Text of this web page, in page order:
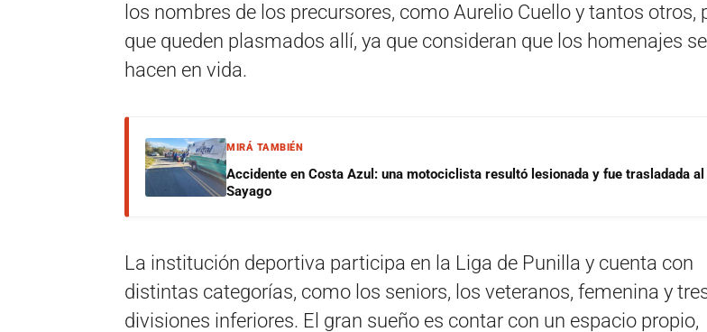
los nombres de los precursores, como Aurelio Cuello y tantos otros,
que queden plasmados allí, ya que consideran que los homenajes se
hacen en vida.
MIRÁ TAMBIÉN
Accidente en Costa Azul: una motociclista resultó lesionada y fue trasladada al
Sayago
La institución deportiva participa en la Liga de Punilla y cuenta con
distintas categorías, como los seniors, los veteranos, femenina y
divisiones inferiores. El gran sueño es contar con un espacio propio,